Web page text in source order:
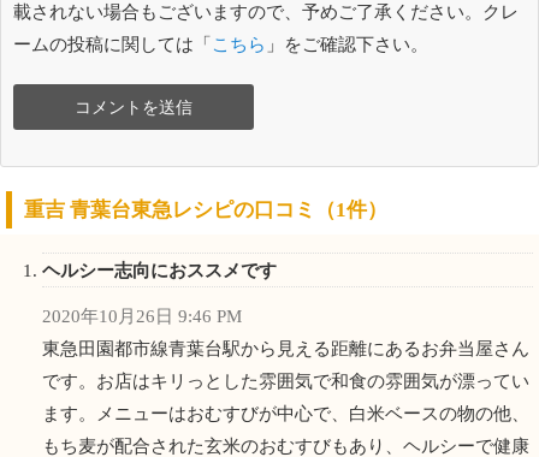
載されない場合もございますので、予めご了承ください。クレ
ームの投稿に関しては「こちら 」をご確認下さい。
重吉 青葉台東急レシピの口コミ（1件）
ヘルシー志向におススメです
2020年10月26日 9:46 PM
東急田園都市線青葉台駅から見える距離にあるお弁当屋さん
です。お店はキリっとした雰囲気で和食の雰囲気が漂ってい
ます。メニューはおむすびが中心で、白米ベースの物の他、
もち麦が配合された玄米のおむすびもあり、ヘルシーで健康